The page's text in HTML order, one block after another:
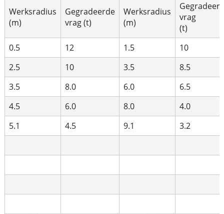
Werksradius
(m)
Gegradeerde
vrag (t)
Werksradius
(m)
vrag
(t)
0.5
12 1.5
10
2.5
10 3.5
8.5
3.5
8.0 6.0
6.5
4.5
6.0 8.0
4.0
5.1
4.5 9.1 3.2